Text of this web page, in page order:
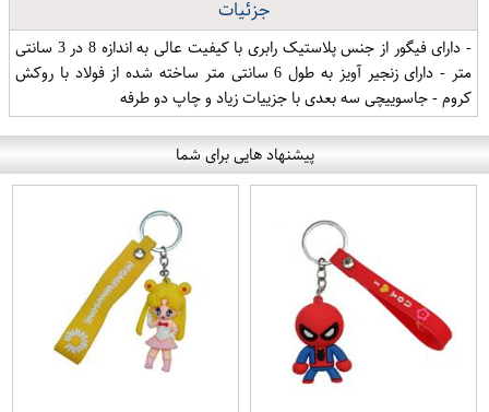
جزئیات
- دارای فیگور از جنس پلاستیک رابری با کیفیت عالی به اندازه 8 در 3 سانتی
متر - دارای زنجیر آویز به طول 6 سانتی متر ساخته شده از فولاد با روکش
کروم - جاسوییچی سه بعدی با جزییات زیاد و چاپ دو طرفه
پیشنهاد هایی برای شما